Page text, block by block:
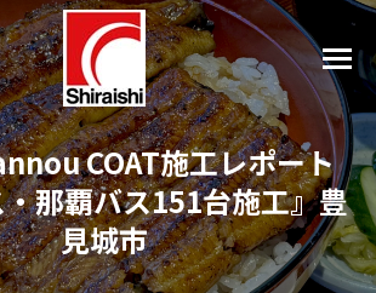
COAT施工レポート
那覇バス151台施工』豊
見城市